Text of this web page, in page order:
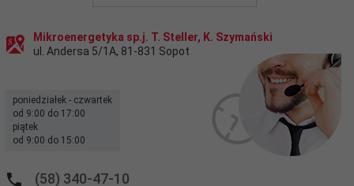
Mikroenergetyka sp.j. T. Steller, K. Szymański
ul. Andersa 5/1A, 81-831 Sopot
poniedziałek - czwartek
od 9:00 do 17:00
piątek
od 9:00 do 15:00
(58) 340-47-10